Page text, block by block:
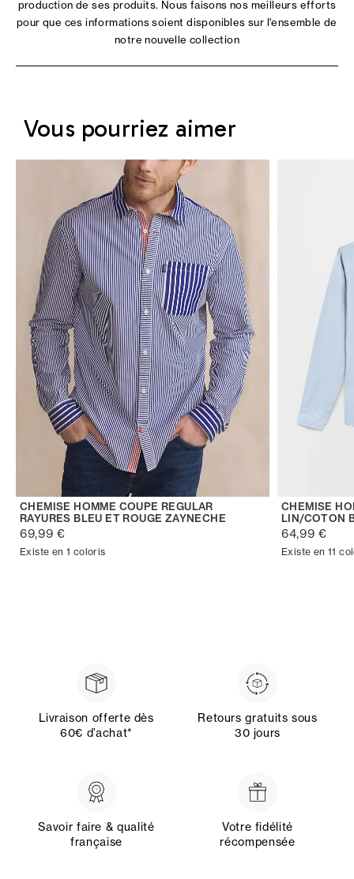
production de ses produits. Nous faisons nos meilleurs efforts
pour que ces informations soient disponibles sur l'ensemble de
notre nouvelle collection
Vous pourriez aimer
CHEMISE HOMME COUPE REGULAR
RAYURES BLEU ET ROUGE ZAYNECHE
69,99 €
Existe en 1 coloris
CHEMISE
LIN/COTON
64,99 €
Existe en 11
Livraison offerte dès
60€ d’achat*
Retours gratuits sous
30 jours
Savoir faire & qualité
française
Votre fidélité
récompensée